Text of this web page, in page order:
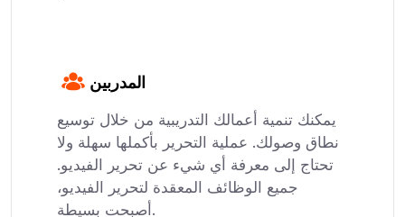
المدربين
يمكنك تنمية أعمالك التدريبية من خلال توسيع
نطاق وصولك. عملية التحرير بأكملها سهلة ولا
تحتاج إلى معرفة أي شيء عن تحرير الفيديو.
جميع الوظائف المعقدة لتحرير الفيديو،
أصبحت بسيطة.